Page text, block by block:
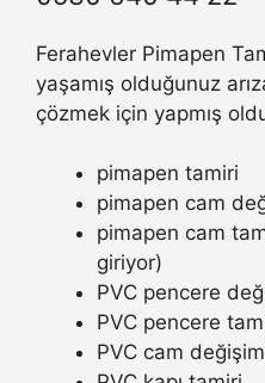
Ferahevler Pimapen
yaşamış olduğunuz
çözmek için yapmış
pimapen tamiri
pimapen cam
pimapen cam
giriyor)
PVC pencere
PVC pencere
PVC cam